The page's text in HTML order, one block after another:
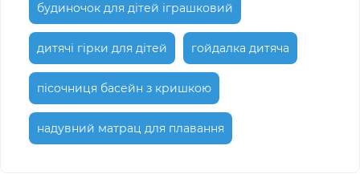
будиночок для дітей іграшковий
дитячі гірки для дітей гойдалка дитяча
пісочниця басейн з кришкою
надувний матрац для плавання